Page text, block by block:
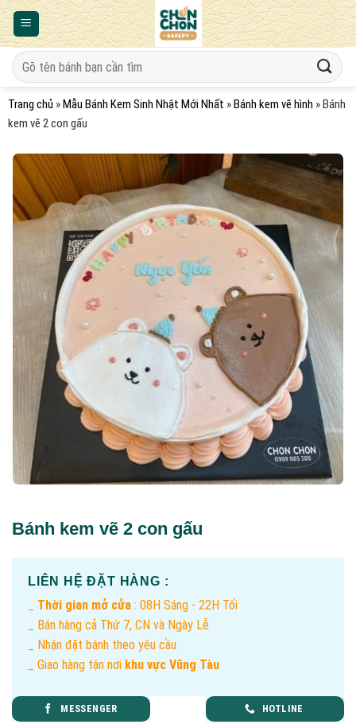
Bỏ
qua
nội
dung
Tìm
kiếm:
Trang chủ »Mẫu Bánh Kem Sinh Nhật Mới Nhất »Bánh kem vẽ hình »Bánh
kem vẽ 2 con gấu
Bánh kem vẽ 2 con gấu
LIÊN HỆ ĐẶT HÀNG :
Thời gian mở cửa : 08H Sáng - 22H Tối
_ Bán hàng cả Thứ 7, CN và Ngày Lễ
_ Nhận đặt bánh theo yêu cầu
_ Giao hàng tận nơi khu vực Vũng Tàu
MESSENGER HOTLINE